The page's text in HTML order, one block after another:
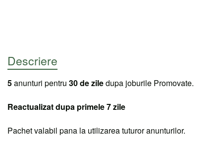
Descriere
5anunturi pentru 30 de ziledupa joburile Promovate.
Reactualizat dupa primele 7 zile
Pachet valabil pana la utilizarea tuturor anunturilor.